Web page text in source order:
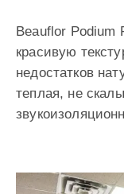
Beauflor Podium
красивую
недостатков
теплая, не